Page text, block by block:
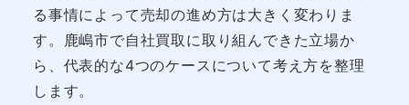
る事情によって売却の進め方は大きく変わりま
す。鹿嶋市で自社買取に取り組んできた立場か
ら、代表的な4つのケースについて考え方を整理
します。